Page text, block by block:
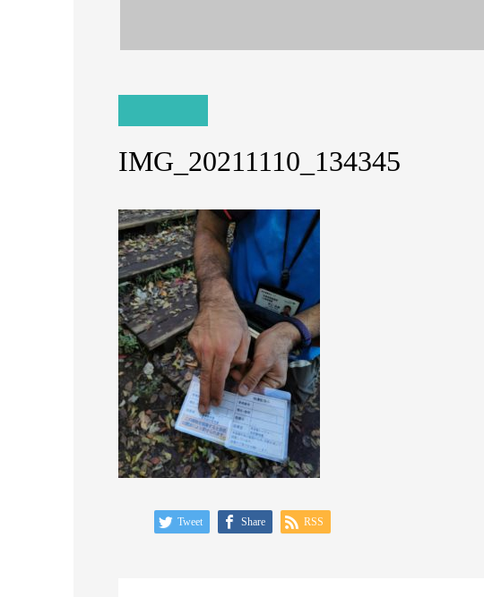
IMG_20211110_134345
Tweet Share RSS